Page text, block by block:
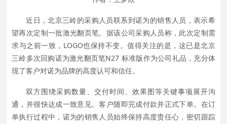
近日，北京三岭的采购人员联系到诺为的销售人员，表示希
望再次定制一批激光翻页笔。据该公司采购人员称，此次定制需
求与之前一致，LOGO也保持不变。值得关注的是，这已是北京
三岭多次回购诺为激光翻页笔N27 标准版作为公司礼品，充分体
现了客户对诺为品牌的高度认可和信任。
双方围绕采购数量、交付时间、效果图等关键事项展开沟
通，并很快达成一致意见。客户随即完成付款并正式下单。在订
单执行过程中，诺为的销售人员始终保持高度责任心，密切跟踪